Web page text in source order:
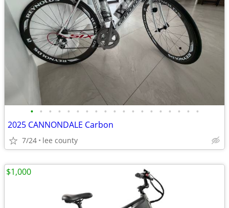
• • • • • • • • • • • • • • • • • • •
2025 CANNONDALE Carbon
7/24 lee county
$1,000